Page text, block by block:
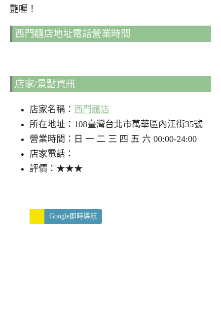
艷喔！
西門麵店地址電話營業時間
店家/景點資訊
店家名稱： 西門麵店
所在地址：108臺灣台北市萬華區內江街35號
營業時間：日 一 二 三 四 五 六 00:00-24:00
店家電話：
評價：★★★
Google即時導航